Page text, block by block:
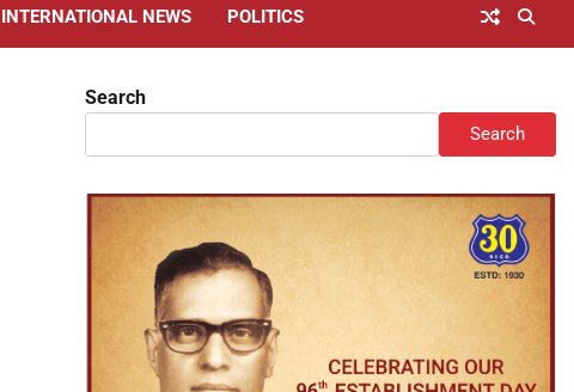
INTERNATIONAL NEWS POLITICS
Search
Search